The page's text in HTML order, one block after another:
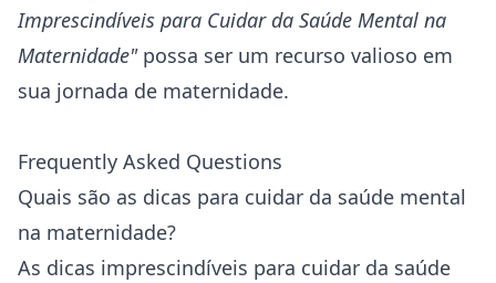
Imprescindíveis para Cuidar da Saúde Mental na
Maternidade"possa ser um recurso valioso em
sua jornada de maternidade.
Frequently Asked Questions
Quais são as dicas para cuidar da saúde mental
na maternidade?
As dicas imprescindíveis para cuidar da saúde